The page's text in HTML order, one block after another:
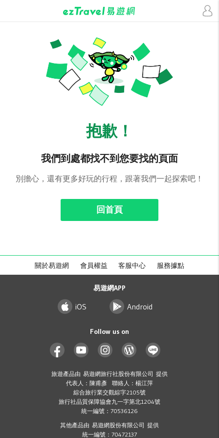
抱歉！
我們到處都找不到您要找的頁面
別擔心，還有更多好玩的行程，跟著我們一起探索吧！
回首頁
關於易遊網 會員權益 客服中心 服務據點
易遊網APP
iOS Android
Follow us on
旅遊產品由 易遊網旅行社股份有限公司 提供
代表人：陳甫彥 聯絡人：楊江萍
綜合旅行業交觀綜字2105號
旅行社品質保障協會九一字第北1204號
統一編號：70536126
其他產品由 易遊網股份有限公司 提供
統一編號：70472137